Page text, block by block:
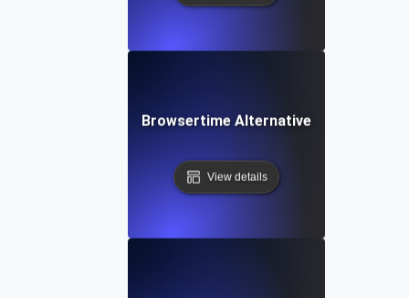
Browsertime Alternative
View details